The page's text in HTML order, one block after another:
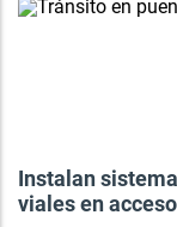
Instalan
viales en